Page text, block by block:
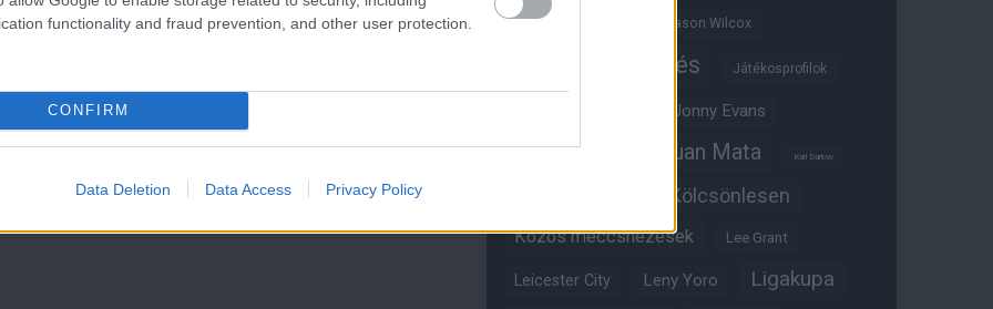
functionality and fraud prevention, and other user protection.
CONFIRM
Data Deletion Data Access Privacy Policy
Jadon Sancho Jason Wilcox
Játékosértékelés Játékosprofilok
Jonny Evans
Juan Mata Karl Darlow
Kölcsönlesen
Közös meccsnézések Lee Grant
Leicester City Leny Yoro Ligakupa